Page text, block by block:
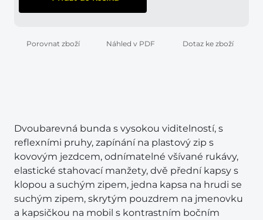
Porovnat zboží Náhled v PDF Dotaz ke zboží
Dvoubarevná bunda s vysokou viditelností, s
reflexními pruhy, zapínání na plastový zip s
kovovým jezdcem, odnímatelné všívané rukávy,
elastické stahovací manžety, dvě přední kapsy s
klopou a suchým zipem, jedna kapsa na hrudi se
suchým zipem, skrytým pouzdrem na jmenovku
a kapsičkou na mobil s kontrastním bočním